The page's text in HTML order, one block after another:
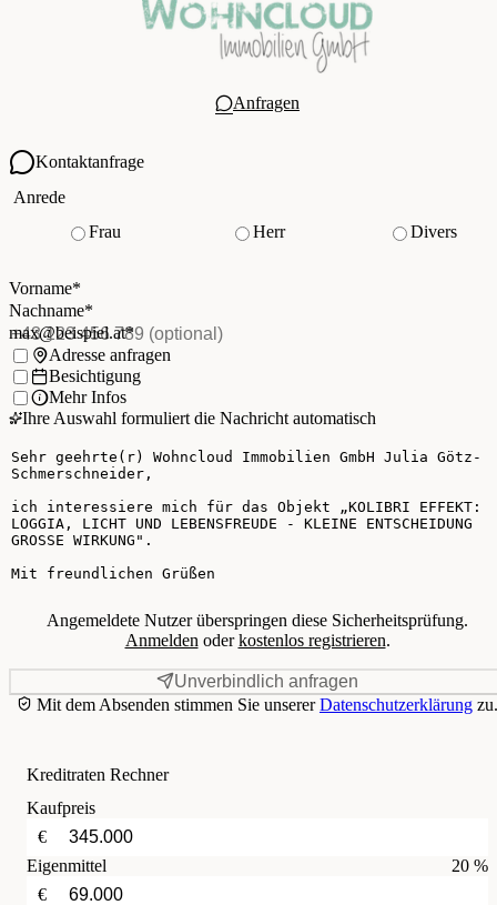
Anfragen
Kontaktanfrage
Ihre Kontaktdaten
Anrede
Frau
Herr
Divers
Vorname*
Nachname
Nachname*
E-Mail*(Pflichtfeld)
max@beispiel.at*
Telefon(optional)
Ich möchte:Adresse anfragen
Besichtigung
Mehr Infos
Ihre Auswahl formuliert die Nachricht automatisch
Ihre Nachricht
Angemeldete Nutzer überspringen diese Sicherheitsprüfung.
Anmelden oderkostenlos registrieren.
Unverbindlich anfragen
Mit dem Absenden stimmen Sie unsererDatenschutzerklärung zu.
Kreditraten Rechner
Kaufpreis
€
Eigenmittel
20 %
€